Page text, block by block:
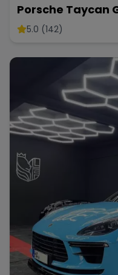
Porsche Taycan
mieten Berlin 700
5.0 (142)